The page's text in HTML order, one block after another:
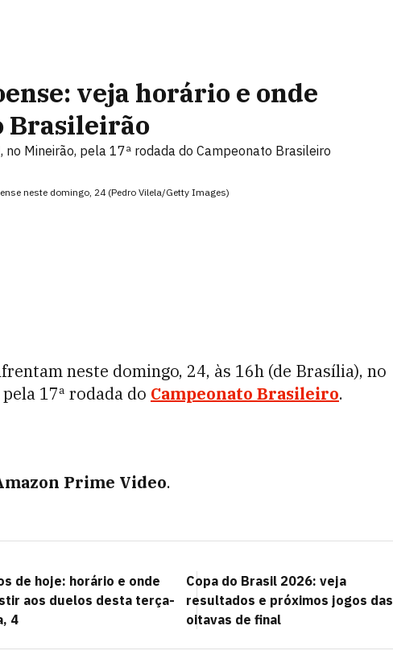
veja horário e onde
Brasileirão
Mineirão, pela 17ª rodada do Campeonato Brasileiro
neste domingo, 24 (Pedro Vilela/Getty Images)
neste domingo, 24, às 16h (de Brasília), no
pela 17ª rodada do Campeonato Brasileiro.
Prime Video.
de hoje: horário e onde
aos duelos desta terça-
4
Copa do Brasil 2026: veja
resultados e próximos jogos das
oitavas de final